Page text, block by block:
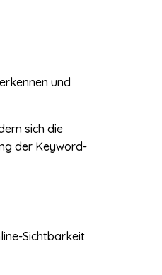
und
sich die
der Keyword-
Sichtbarkeit